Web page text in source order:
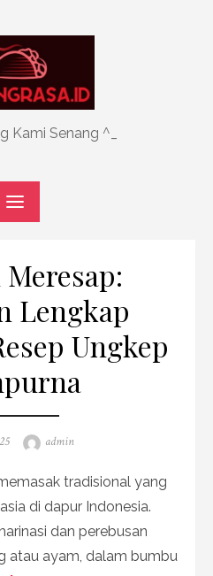
Kami Senang ^_
Lengkap
Ungkep
Author
admin
tradisional yang
di dapur Indonesia.
dan perebusan
atau ayam, dalam bumbu